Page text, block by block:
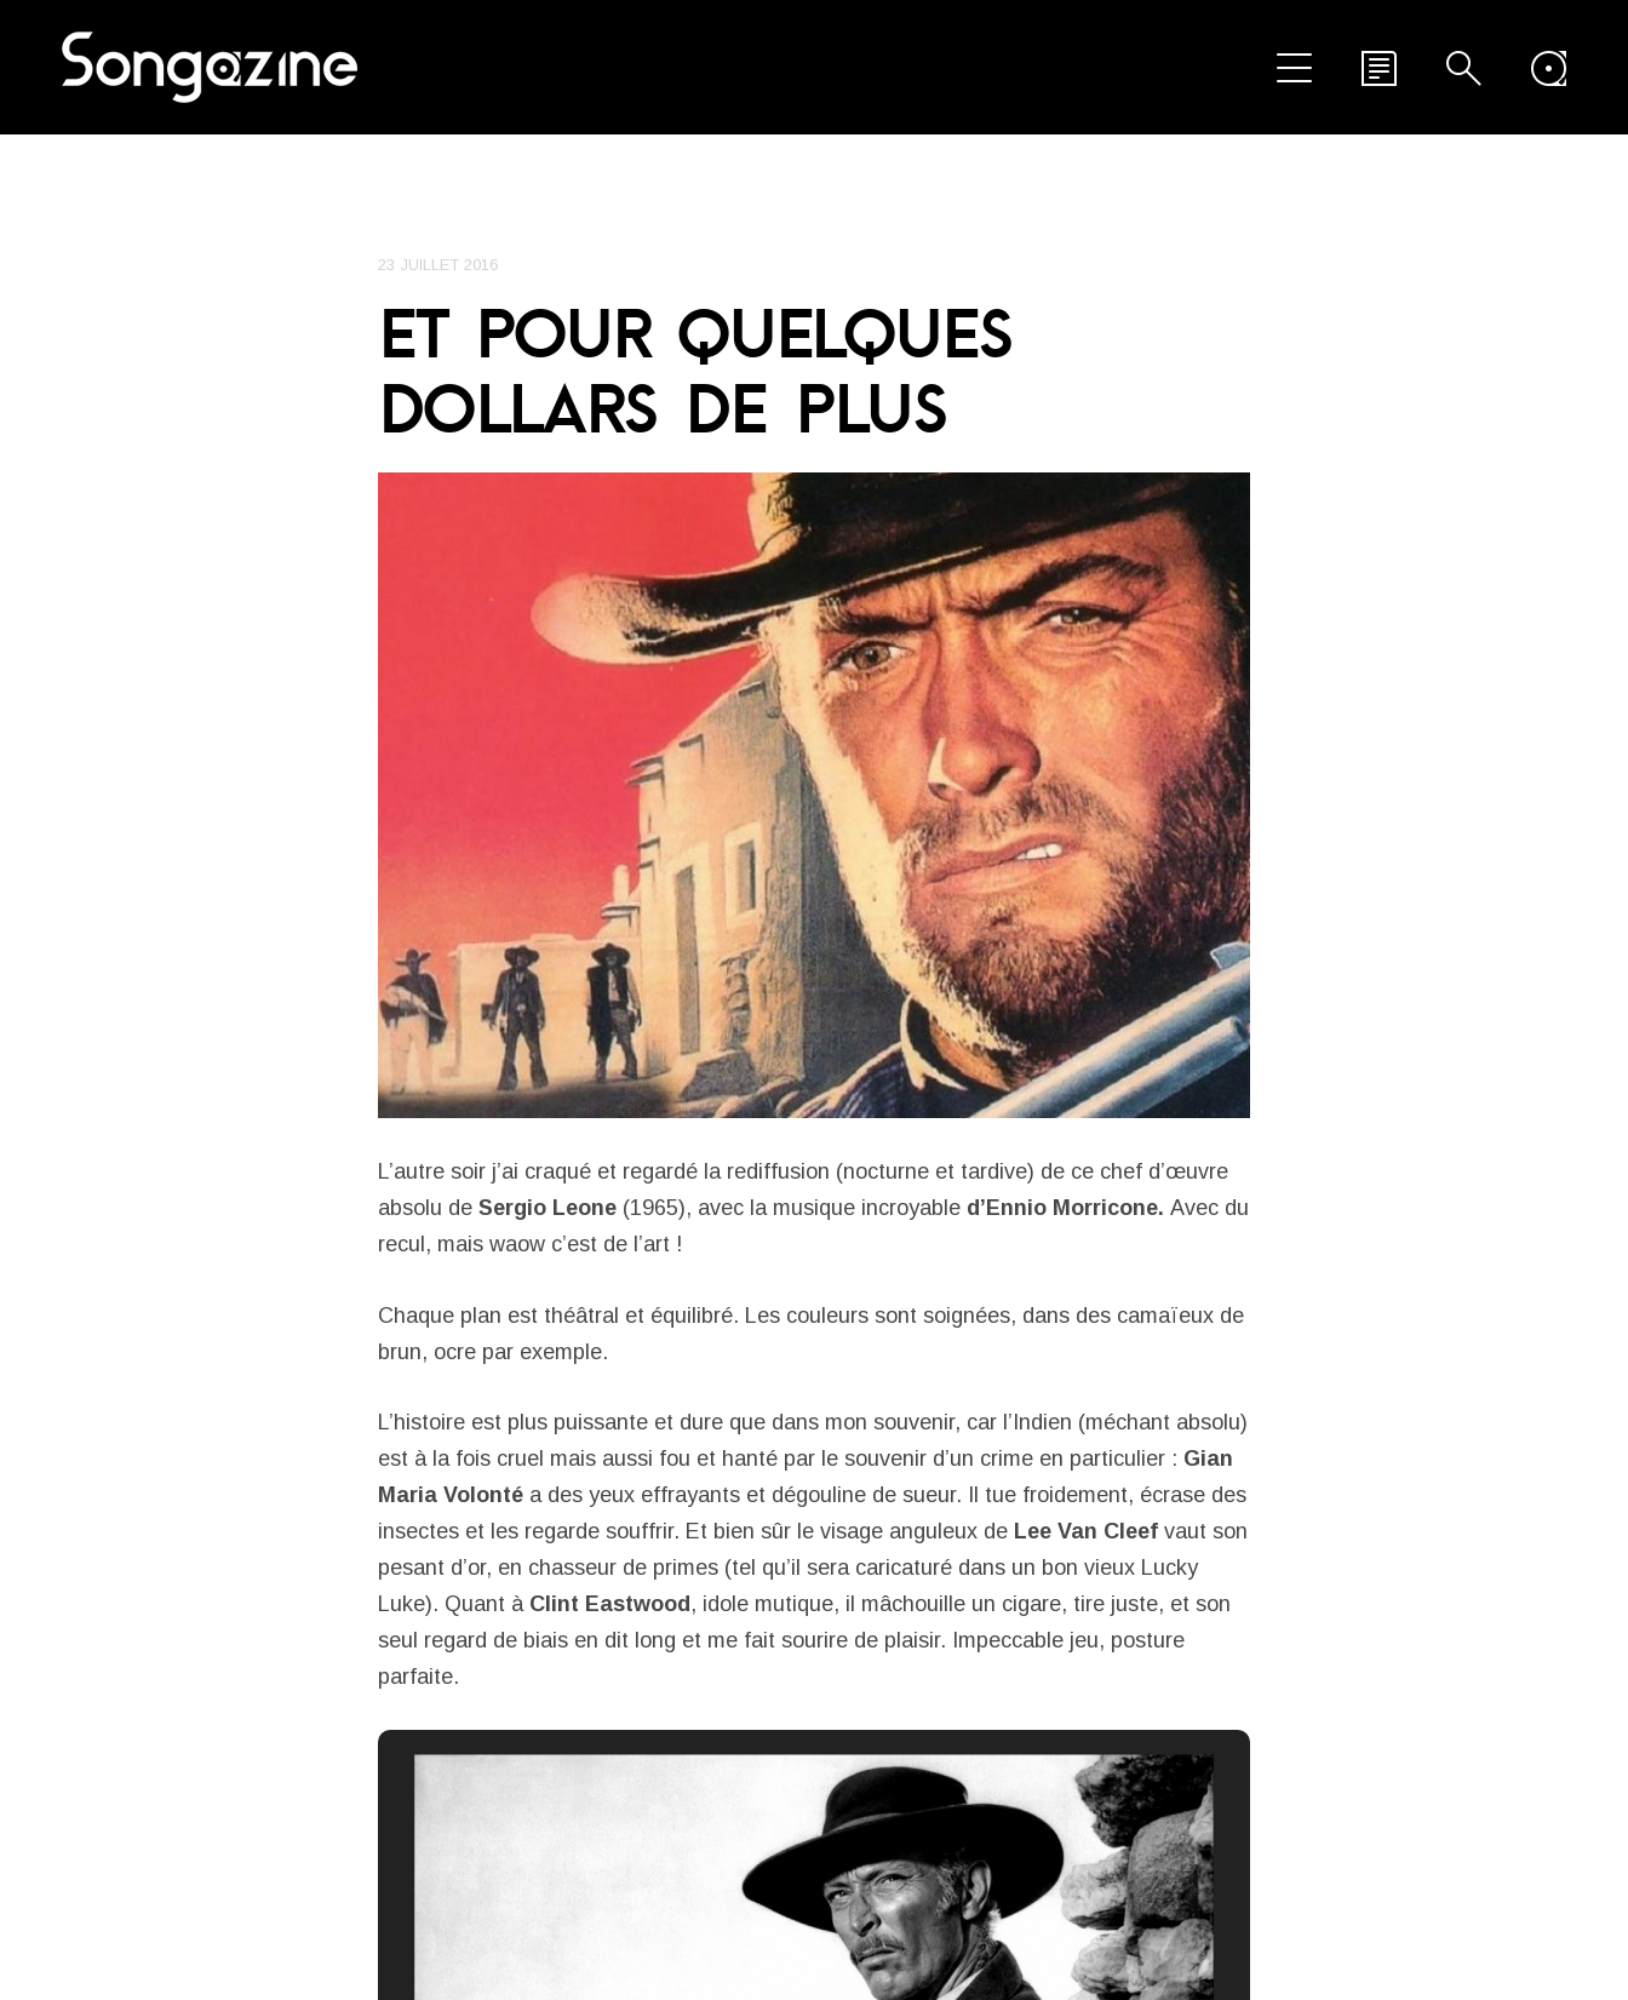
23 JUILLET 2016
ET POUR QUELQUES
DOLLARS DE PLUS
L’autre soir j’ai craqué et regardé la rediffusion (nocturne et tardive) de ce chef d’œuvre
absolu de Sergio Leone (1965), avec la musique incroyable d’Ennio Morricone. Avec du
recul, mais waow c’est de l’art !
Chaque plan est théâtral et équilibré. Les couleurs sont soignées, dans des camaïeux de
brun, ocre par exemple.
L’histoire est plus puissante et dure que dans mon souvenir, car l’Indien (méchant absolu)
est à la fois cruel mais aussi fou et hanté par le souvenir d’un crime en particulier : Gian
Maria Volonté a des yeux effrayants et dégouline de sueur. Il tue froidement, écrase des
insectes et les regarde souffrir. Et bien sûr le visage anguleux de Lee Van Cleef vaut son
pesant d’or, en chasseur de primes (tel qu’il sera caricaturé dans un bon vieux Lucky
Luke). Quant à Clint Eastwood , idole mutique, il mâchouille un cigare, tire juste, et son
seul regard de biais en dit long et me fait sourire de plaisir. Impeccable jeu, posture
parfaite.